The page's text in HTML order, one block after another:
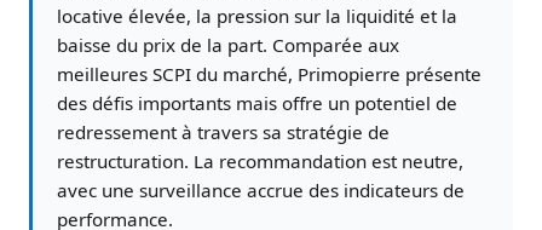
locative élevée, la pression sur la liquidité et la
baisse du prix de la part. Comparée aux
meilleures SCPI du marché, Primopierre présente
des défis importants mais offre un potentiel de
redressement à travers sa stratégie de
restructuration. La recommandation est neutre,
avec une surveillance accrue des indicateurs de
performance.